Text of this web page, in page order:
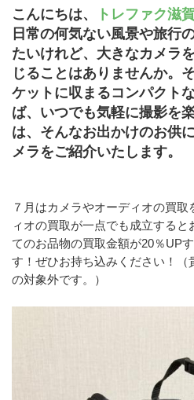
こんにちは、 トレファク滋
日常の何気ない風景や旅行
たいけれど、大きなカメラ
じることはありませんか。
ケットに収まるコンパクト
ば、いつでも気軽に撮影を
は、そんなお出かけのお供
メラをご紹介いたします。
７月はカメラやオーディオの買
ィオの買取が一点でも成立する
てのお品物の買取金額が20％UP
す！ぜひお持ち込みください！
の対象外です。）